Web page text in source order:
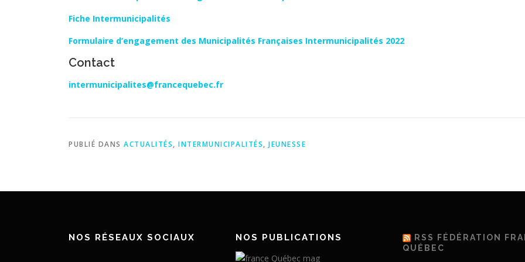
Fiche Intermunicipalités
Formulaire d’engagement des Municipalités Françaises Intermunicipalités 2022
Contact
intermunicipalites@francequebec.fr
PUBLIÉ DANS ACTUALITÉS, INTERMUNICIPALITÉS, JEUNESSE
NOS RÉSEAUX SOCIAUX NOS PUBLICATIONS
RSS FÉDÉRATION
QUÉBEC